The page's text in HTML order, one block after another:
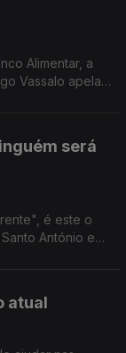
Alimentar, a
Vassalo apelam
será
é este o
António e
atual